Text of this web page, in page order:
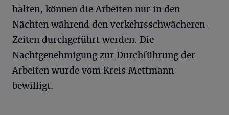
halten, können die Arbeiten nur in den
Nächten während den verkehrsschwächeren
Zeiten durchgeführt werden. Die
Nachtgenehmigung zur Durchführung der
Arbeiten wurde vom Kreis Mettmann
bewilligt.